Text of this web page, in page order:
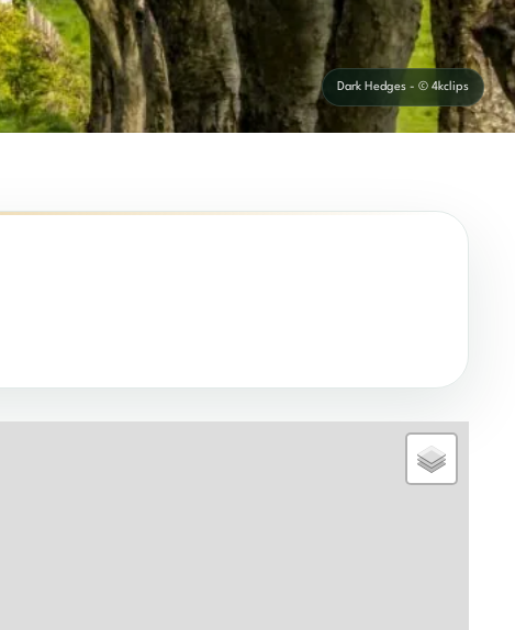
Dark Hedges - © 4kclips